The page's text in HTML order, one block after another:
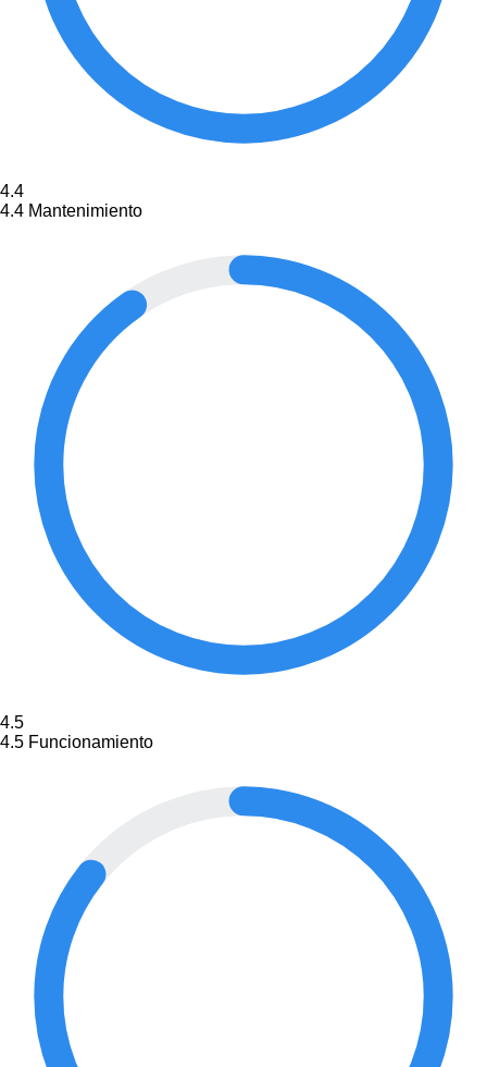
4.4
4.4 Mantenimiento
4.5
4.5 Funcionamiento